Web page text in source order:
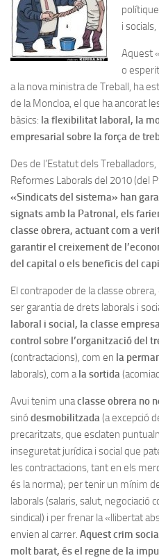
i
Aquest
o
a la nova ministra de Treball, ha
de la Moncloa, el que ha ancorat
bàsics: la flexibilitat laboral, la
empresarial sobre la força de
Des de l’Estatut dels
Reformes Laborals del 2010 (del
«Sindicats del sistema» han
signats amb la Patronal, els
classe obrera, actuant com a
garantir el creixement de
del capital o els beneficis del
El contrapoder de la classe
ser garantia de drets laborals i
laboral i social, la classe
control sobre l’organització del
(contractacions), com en la
laborals), com a la sortida
Avui tenim unaclasse obrera no
sinó desmobilitzada (a excepció
precaritzats, que esclaten
inseguretat jurídica i social que
les contractacions, tant en els
és la norma); per tenir un mínim
laborals (salaris, salut, negociació
sindical) i per frenar la «llibertat
envien al carrer. Aquest crim
molt barat, és el regne de la